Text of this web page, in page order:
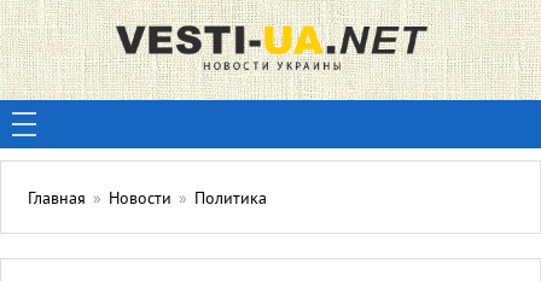
Главная » Новости » Политика